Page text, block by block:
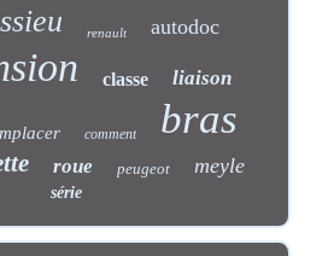
renault autodoc
classe liaison
comment bras
roue peugeot meyle
série